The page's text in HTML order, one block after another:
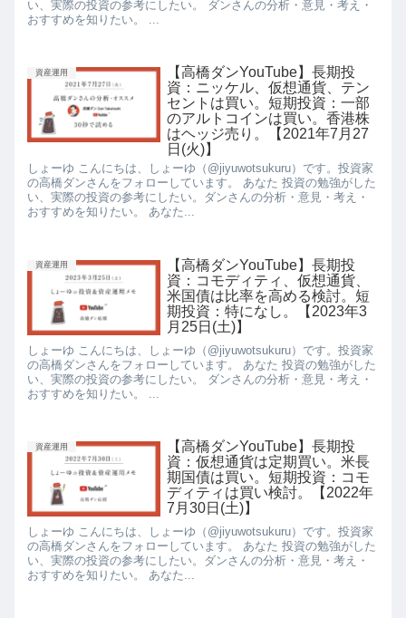
い、実際の投資の参考にしたい。 ダンさんの分析・意見・考え・
おすすめを知りたい。 ...
資産運用
【高橋ダンYouTube】長期投
資：ニッケル、仮想通貨、テン
セントは買い。短期投資：一部
のアルトコインは買い。香港株
はヘッジ売り。【2021年7月27
日(火)】
しょーゆ こんにちは、しょーゆ（@jiyuwotsukuru）です。投資家
の高橋ダンさんをフォローしています。 あなた 投資の勉強がした
い、実際の投資の参考にしたい。ダンさんの分析・意見・考え・
おすすめを知りたい。 あなた...
資産運用
【高橋ダンYouTube】長期投
資：コモディティ、仮想通貨、
米国債は比率を高める検討。短
期投資：特になし。【2023年3
月25日(土)】
しょーゆ こんにちは、しょーゆ（@jiyuwotsukuru）です。投資家
の高橋ダンさんをフォローしています。 あなた 投資の勉強がした
い、実際の投資の参考にしたい。 ダンさんの分析・意見・考え・
おすすめを知りたい。 ...
資産運用
【高橋ダンYouTube】長期投
資：仮想通貨は定期買い。米長
期国債は買い。短期投資：コモ
ディティは買い検討。【2022年
7月30日(土)】
しょーゆ こんにちは、しょーゆ（@jiyuwotsukuru）です。投資家
の高橋ダンさんをフォローしています。 あなた 投資の勉強がした
い、実際の投資の参考にしたい。ダンさんの分析・意見・考え・
おすすめを知りたい。 あなた...